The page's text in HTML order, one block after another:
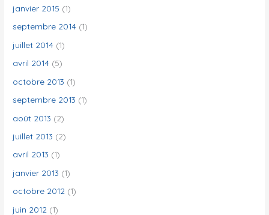
janvier 2015 (1)
septembre 2014 (1)
juillet 2014 (1)
avril 2014 (5)
octobre 2013 (1)
septembre 2013 (1)
août 2013 (2)
juillet 2013 (2)
avril 2013 (1)
janvier 2013 (1)
octobre 2012 (1)
juin 2012 (1)